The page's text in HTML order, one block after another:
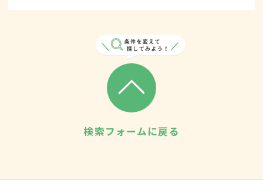
検索フォームに戻る